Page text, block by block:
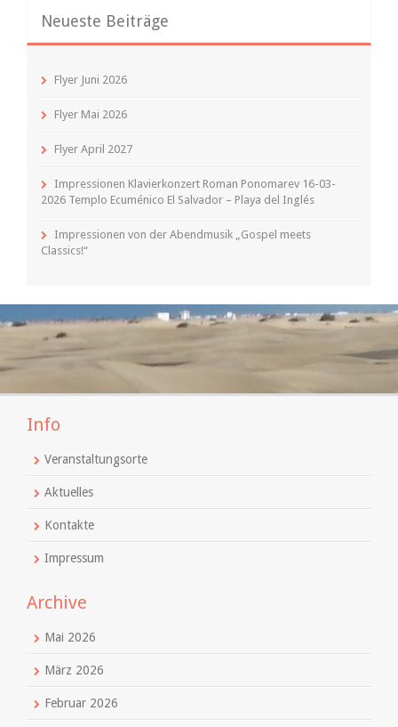
Neueste Beiträge
Flyer Juni 2026
Flyer Mai 2026
Flyer April 2027
Impressionen Klavierkonzert Roman Ponomarev 16-03-
2026 Templo Ecuménico El Salvador – Playa del Inglés
Impressionen von der Abendmusik „Gospel meets
Classics!“
Info
Veranstaltungsorte
Aktuelles
Kontakte
Impressum
Archive
Mai 2026
März 2026
Februar 2026